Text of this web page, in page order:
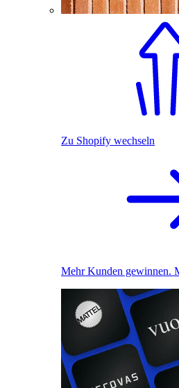
Zu Shopify wechseln
Mehr Kunden gewinnen.